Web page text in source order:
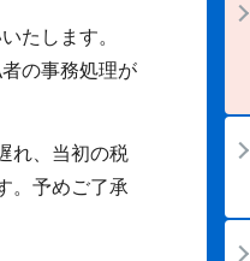
たします。
の事務処理が
れ、当初の税
。予めご了承